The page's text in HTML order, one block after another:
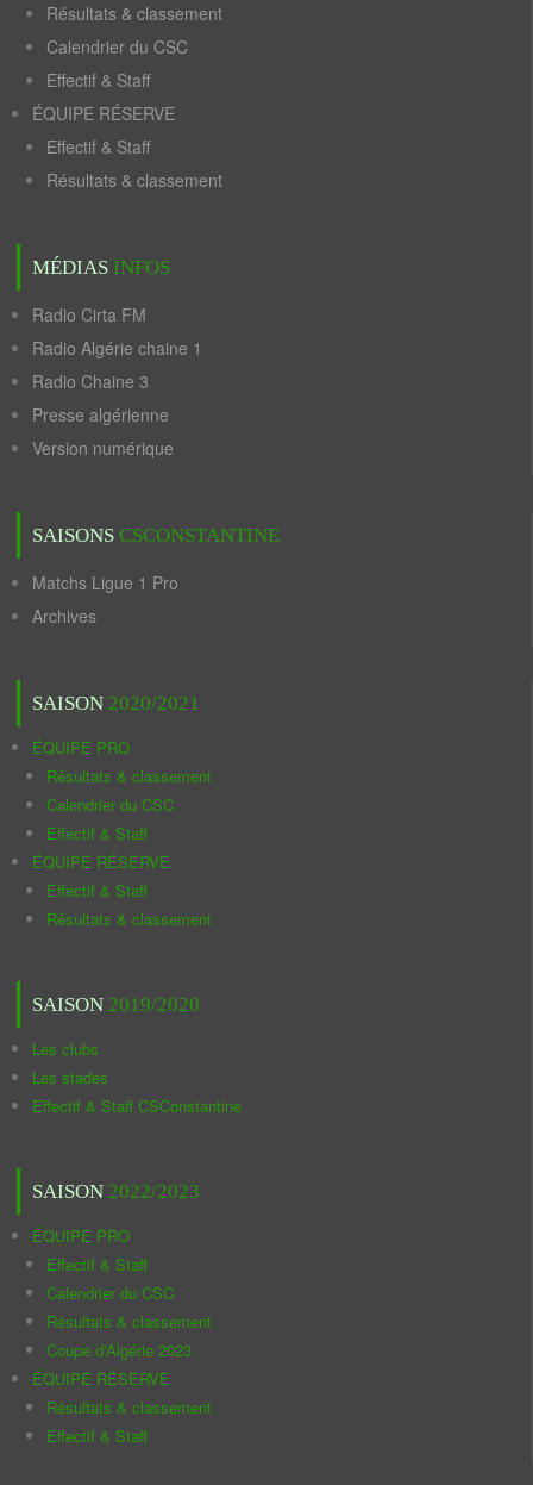
Résultats & classement
Calendrier du CSC
Effectif & Staff
ÉQUIPE RÉSERVE
Effectif & Staff
Résultats & classement
MÉDIAS INFOS
Radio Cirta FM
Radio Algérie chaine 1
Radio Chaine 3
Presse algérienne
Version numérique
SAISONS CSCONSTANTINE
Matchs Ligue 1 Pro
Archives
SAISON 2020/2021
ÉQUIPE PRO
Résultats & classement
Calendrier du CSC
Effectif & Staff
ÉQUIPE RÉSERVE
Effectif & Staff
Résultats & classement
SAISON 2019/2020
Les clubs
Les stades
Effectif & Staff CSConstantine
SAISON 2022/2023
ÉQUIPE PRO
Effectif & Staff
Calendrier du CSC
Résultats & classement
Coupe d'Algérie 2023
ÉQUIPE RÉSERVE
Résultats & classement
Effectif & Staff